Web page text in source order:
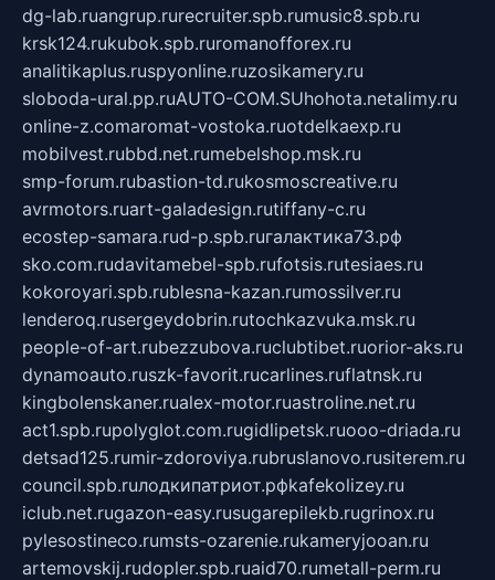
dg-lab.ruangrup.rurecruiter.spb.rumusic8.spb.ru
krsk124.rukubok.spb.ruromanofforex.ru
analitikaplus.ruspyonline.ruzosikamery.ru
sloboda-ural.pp.ruAUTO-COM.SUhohota.netalimy.ru
online-z.comaromat-vostoka.ruotdelkaexp.ru
mobilvest.rubbd.net.rumebelshop.msk.ru
smp-forum.rubastion-td.rukosmoscreative.ru
avrmotors.ruart-galadesign.rutiffany-c.ru
ecostep-samara.rud-p.spb.ruгалактика73.рф
sko.com.rudavitamebel-spb.rufotsis.rutesiaes.ru
kokoroyari.spb.rublesna-kazan.rumossilver.ru
lenderoq.rusergeydobrin.rutochkazvuka.msk.ru
people-of-art.rubezzubova.ruclubtibet.ruorior-aks.ru
dynamoauto.ruszk-favorit.rucarlines.ruflatnsk.ru
kingbolenskaner.rualex-motor.ruastroline.net.ru
act1.spb.rupolyglot.com.rugidlipetsk.ruooo-driada.ru
detsad125.rumir-zdoroviya.rubruslanovo.rusiterem.ru
council.spb.ruлодкипатриот.рфkafekolizey.ru
iclub.net.rugazon-easy.rusugarepilekb.rugrinox.ru
pylesostineco.rumsts-ozarenie.rukameryjooan.ru
artemovskij.rudopler.spb.ruaid70.rumetall-perm.ru